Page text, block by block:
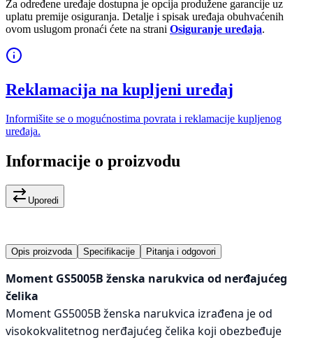
Za određene uređaje dostupna je opcija produžene garancije uz
uplatu premije osiguranja. Detalje i spisak uređaja obuhvaćenih
ovom uslugom pronaći ćete na strani Osiguranje uređaja.
Reklamacija na kupljeni uređaj
Informišite se o mogućnostima povrata i reklamacije kupljenog
uređaja.
Informacije o proizvodu
Uporedi
Opis proizvoda Specifikacije Pitanja i odgovori
Moment GS5005B ženska narukvica od nerđajućeg
čelika
Moment GS5005B ženska narukvica izrađena je od
visokokvalitetnog nerđajućeg čelika koji obezbeđuje